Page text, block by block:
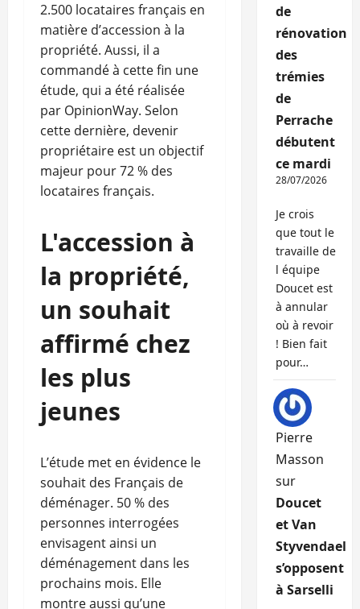
2.500 locataires français en
matière d’accession à la
propriété. Aussi, il a
commandé à cette fin une
étude, qui a été réalisée
par OpinionWay. Selon
cette dernière, devenir
propriétaire est un objectif
majeur pour 72 % des
locataires français.
L'accession à
la propriété,
un souhait
affirmé chez
les plus
jeunes
L’étude met en évidence le
souhait des Français de
déménager. 50 % des
personnes interrogées
envisagent ainsi un
déménagement dans les
prochains mois. Elle
montre aussi qu’une
de
rénovation
des
trémies
de
Perrache
débutent
ce mardi
28/07/2026
Je crois
que tout le
travaille de
l équipe
Doucet est
à annular
où à revoir
! Bien fait
pour…
Pierre
Masson
sur
Doucet
et Van
Styvendael
s’opposent
à Sarselli